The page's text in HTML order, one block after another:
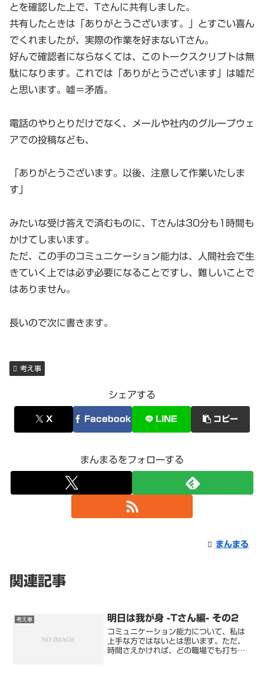
とを確認した上で、Tさんに共有しました。
共有したときは「ありがとうございます。」とすごい喜ん
でくれましたが、実際の作業を好まないTさん。
好んで確認者にならなくては、このトークスクリプトは無
駄になります。これでは「ありがとうございます」は嘘だ
と思います。嘘＝矛盾。
電話のやりとりだけでなく、メールや社内のグループウェ
アでの投稿なども、
「ありがとうございます。以後、注意して作業いたしま
す」
みたいな受け答えで済むものに、Tさんは30分も1時間も
かけてしまいます。
ただ、この手のコミュニケーション能力は、人間社会で生
きていく上では必ず必要になることですし、難しいことで
はありません。
長いので次に書きます。
考え事
シェアする
X Facebook LINE コピー
まんまるをフォローする
まんまる
関連記事
考え事 明日は我が身 -Tさん編- その2
コミュニケーション能力について、私は
上手な方ではないとは思います。ただ、
時間さえかければ、どの職場でも打ち解